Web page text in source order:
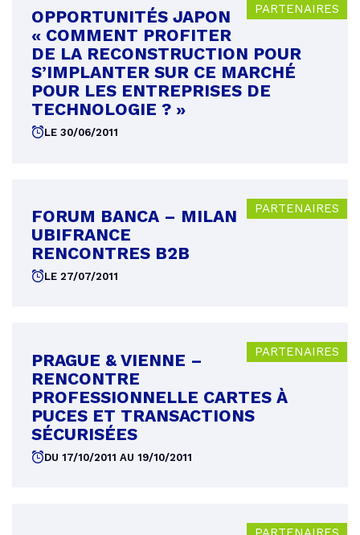
PARTENAIRES
OPPORTUNITÉS JAPON
« COMMENT PROFITER
DE LA RECONSTRUCTION POUR
S’IMPLANTER SUR CE MARCHÉ
POUR LES ENTREPRISES DE
TECHNOLOGIE ? »
LE 30/06/2011
PARTENAIRES
FORUM BANCA – MILAN
UBIFRANCE
RENCONTRES B2B
LE 27/07/2011
PARTENAIRES
PRAGUE & VIENNE –
RENCONTRE
PROFESSIONNELLE CARTES À
PUCES ET TRANSACTIONS
SÉCURISÉES
DU 17/10/2011 AU 19/10/2011